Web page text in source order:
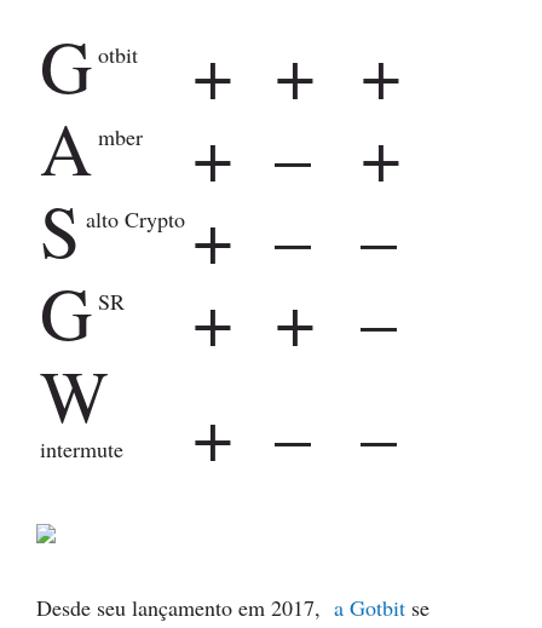
G otbit + + +
A mber + – +
S alto Crypto + – –
G SR + + –
W
intermute + – –
Desde seu lançamento em 2017, a Gotbit se